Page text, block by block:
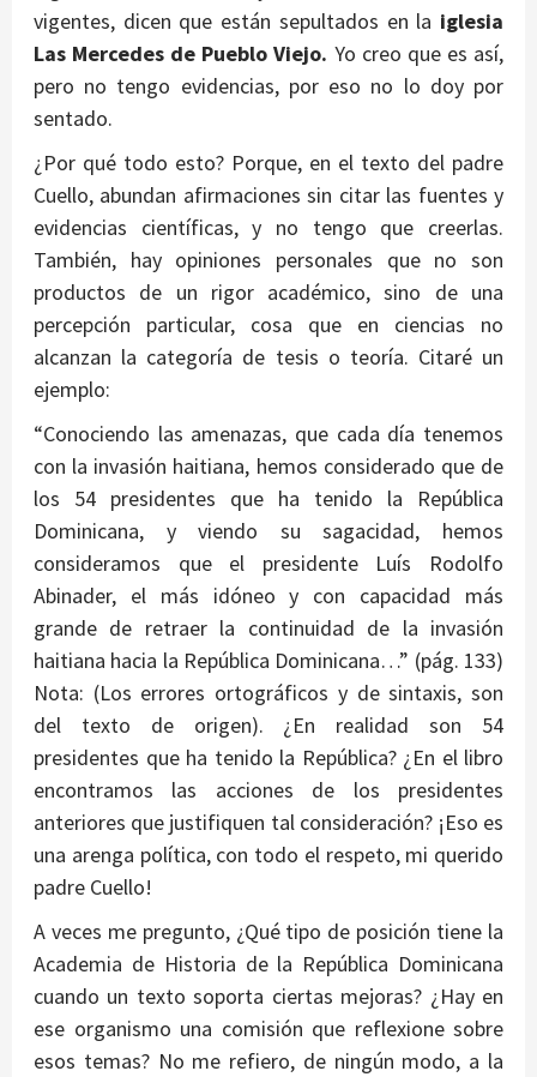
vigentes, dicen que están sepultados en la iglesia
Las Mercedes de Pueblo Viejo. Yo creo que es así,
pero no tengo evidencias, por eso no lo doy por
sentado.
¿Por qué todo esto? Porque, en el texto del padre
Cuello, abundan afirmaciones sin citar las fuentes y
evidencias científicas, y no tengo que creerlas.
También, hay opiniones personales que no son
productos de un rigor académico, sino de una
percepción particular, cosa que en ciencias no
alcanzan la categoría de tesis o teoría. Citaré un
ejemplo:
“Conociendo las amenazas, que cada día tenemos
con la invasión haitiana, hemos considerado que de
los 54 presidentes que ha tenido la República
Dominicana, y viendo su sagacidad, hemos
consideramos que el presidente Luís Rodolfo
Abinader, el más idóneo y con capacidad más
grande de retraer la continuidad de la invasión
haitiana hacia la República Dominicana…” (pág. 133)
Nota: (Los errores ortográficos y de sintaxis, son
del texto de origen). ¿En realidad son 54
presidentes que ha tenido la República? ¿En el libro
encontramos las acciones de los presidentes
anteriores que justifiquen tal consideración? ¡Eso es
una arenga política, con todo el respeto, mi querido
padre Cuello!
A veces me pregunto, ¿Qué tipo de posición tiene la
Academia de Historia de la República Dominicana
cuando un texto soporta ciertas mejoras? ¿Hay en
ese organismo una comisión que reflexione sobre
esos temas? No me refiero, de ningún modo, a la